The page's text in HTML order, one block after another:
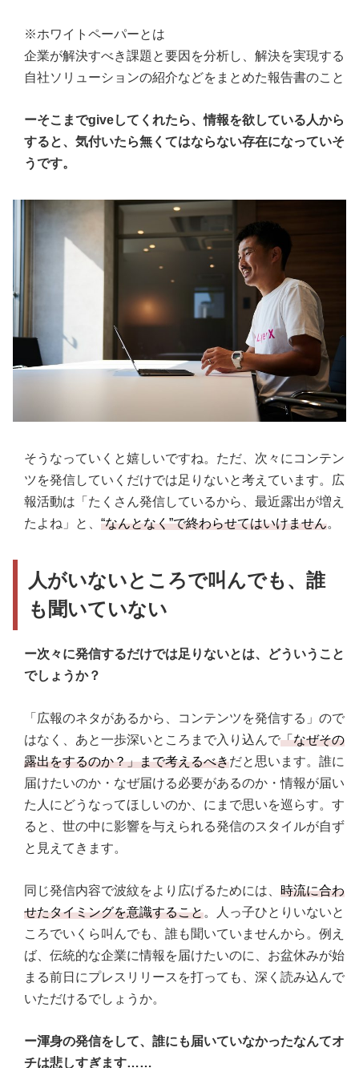
※ホワイトペーパーとは
企業が解決すべき課題と要因を分析し、解決を実現する
自社ソリューションの紹介などをまとめた報告書のこと
ーそこまでgiveしてくれたら、情報を欲している人から
すると、気付いたら無くてはならない存在になっていそ
うです。
そうなっていくと嬉しいですね。ただ、次々にコンテン
ツを発信していくだけでは足りないと考えています。広
報活動は「たくさん発信しているから、最近露出が増え
たよね」と、 “なんとなく”で終わらせてはいけません。
人がいないところで叫んでも、誰
も聞いていない
ー次々に発信するだけでは足りないとは、どういうこと
でしょうか？
「広報のネタがあるから、コンテンツを発信する」ので
はなく、あと一歩深いところまで入り込んで「なぜその
露出をするのか？」まで考えるべきだと思います。誰に
届けたいのか・なぜ届ける必要があるのか・情報が届い
た人にどうなってほしいのか、にまで思いを巡らす。す
ると、世の中に影響を与えられる発信のスタイルが自ず
と見えてきます。
同じ発信内容で波紋をより広げるためには、 時流に合わ
せたタイミングを意識すること。人っ子ひとりいないと
ころでいくら叫んでも、誰も聞いていませんから。例え
ば、伝統的な企業に情報を届けたいのに、お盆休みが始
まる前日にプレスリリースを打っても、深く読み込んで
いただけるでしょうか。
ー渾身の発信をして、誰にも届いていなかったなんてオ
チは悲しすぎます……